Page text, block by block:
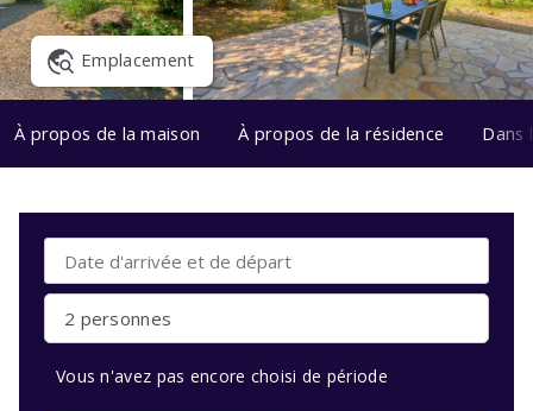
Emplacement
À propos de la maison À propos de la résidence Dans
2 personnes
Vous n'avez pas encore choisi de période